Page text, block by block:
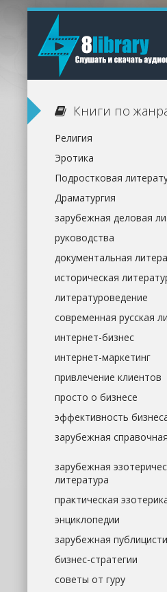
Книги по
Религия
Эротика
Подростковая
Драматургия
зарубежная деловая
руководства
документальная
историческая
литературоведение
современная русская
интернет-бизнес
интернет-маркетинг
привлечение клиентов
просто о бизнесе
эффективность
зарубежная
зарубежная
литература
практическая
энциклопедии
зарубежная
бизнес-стратегии
советы от гуру